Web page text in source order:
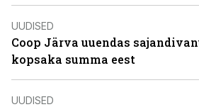
UUDISED
Coop Järva uuendas
kopsaka summa eest
UUDISED